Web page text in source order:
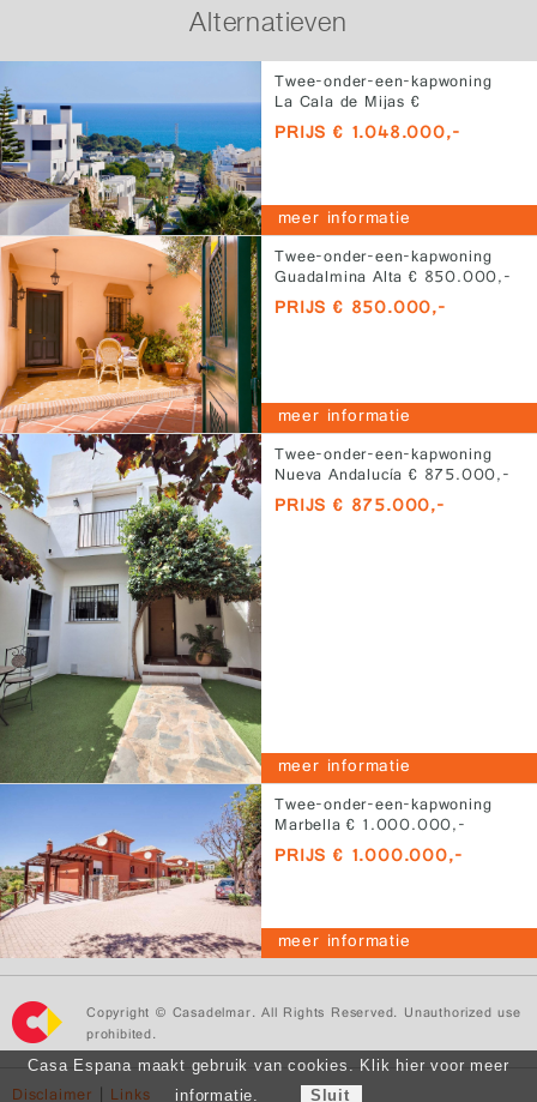
Alternatieven
Twee-onder-een-kapwoning
La Cala de Mijas €
1.048.000,-
PRIJS € 1.048.000,-
meer informatie
Twee-onder-een-kapwoning
Guadalmina Alta € 850.000,-
PRIJS € 850.000,-
meer informatie
Twee-onder-een-kapwoning
Nueva Andalucía € 875.000,-
PRIJS € 875.000,-
meer informatie
Twee-onder-een-kapwoning
Marbella € 1.000.000,-
PRIJS € 1.000.000,-
meer informatie
Copyright © Casadelmar. All Rights Reserved. Unauthorized use
prohibited.
Casa Espana maakt gebruik van cookies. Klik hier voor meer
informatie.
Sluit